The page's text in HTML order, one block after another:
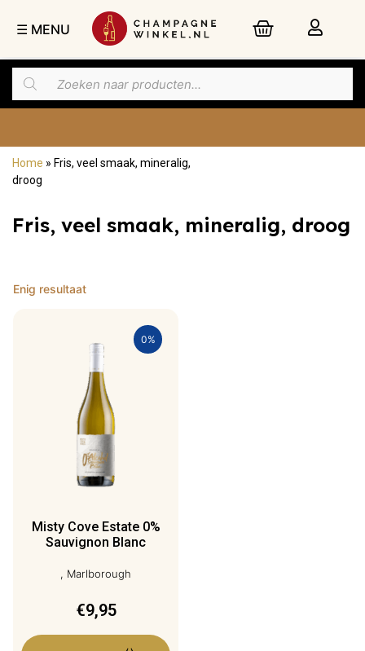
☰ MENU
Home » Fris, veel smaak, mineralig,
droog
Fris, veel smaak, mineralig, droog
Enig resultaat
Misty Cove Estate 0%
Sauvignon Blanc
0%
, Marlborough
€9,95